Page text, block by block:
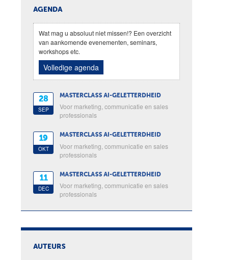
AGENDA
Wat mag u absoluut niet missen!? Een overzicht
van aankomende evenementen, seminars,
workshops etc.
Volledige agenda
28
SEP
MASTERCLASS AI-GELETTERDHEID
Voor marketing, communicatie en sales
professionals
19
OKT
MASTERCLASS AI-GELETTERDHEID
Voor marketing, communicatie en sales
professionals
11
DEC
MASTERCLASS AI-GELETTERDHEID
Voor marketing, communicatie en sales
professionals
AUTEURS